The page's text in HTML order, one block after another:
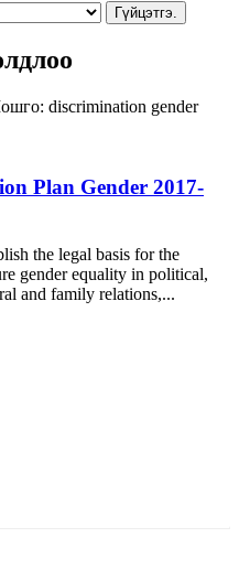
Гүйцэтгэ.
discrimination gender
Plan Gender 2017-
the legal basis for the
gender equality in political,
and family relations,...